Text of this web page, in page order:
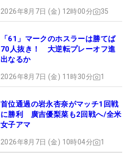
2026年8月7日 (金) 12時00分 35
「61」マークのホスラーは勝てば
70人抜き！ 大逆転プレーオフ進
出なるか
2026年8月7日 (金) 11時30分 1
首位通過の岩永杏奈がマッチ1回戦
に勝利 廣吉優梨菜も2回戦へ/全米
女子アマ
2026年8月7日 (金) 10時04分 1